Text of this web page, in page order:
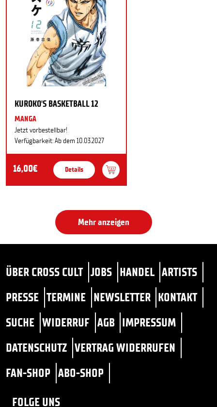
KUROKO'S BASKETBALL 12
MANGA
Jetzt vorbestellbar!
Verfügbarkeit: Ab dem 10.03.2027
16,00€ Details
Mehr anzeigen
ÜBER CROSS CULT JOBS HANDEL ARTISTS
PRESSE TERMINE NEWSLETTER KONTAKT
SUCHE WIDERRUF AGB IMPRESSUM
DATENSCHUTZ VERTRAG WIDERRUFEN
FAN-SHOP ABO-SHOP
FOLGE UNS